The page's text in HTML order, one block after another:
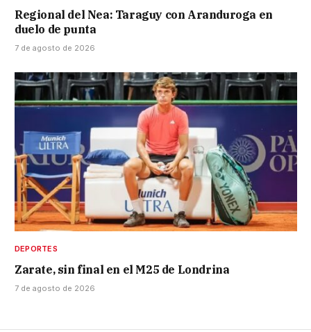
Regional del Nea: Taraguy con Aranduroga en
duelo de punta
7 de agosto de 2026
DEPORTES
Zarate, sin final en el M25 de Londrina
7 de agosto de 2026